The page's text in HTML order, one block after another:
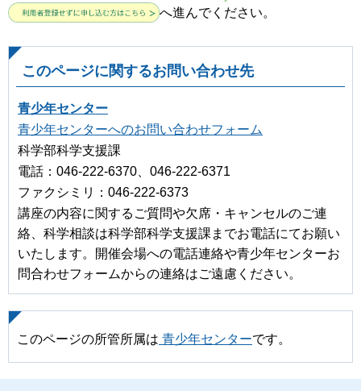
へ進んでください。
このページに関するお問い合わせ先
青少年センター
青少年センターへのお問い合わせフォーム
科学部科学支援課
電話：046-222-6370、046-222-6371
ファクシミリ：046-222-6373
講座の内容に関するご質問や欠席・キャンセルのご連
絡、科学相談は科学部科学支援課までお電話にてお願い
いたします。開催会場への電話連絡や青少年センターお
問合わせフォームからの連絡はご遠慮ください。
このページの所管所属は 青少年センターです。